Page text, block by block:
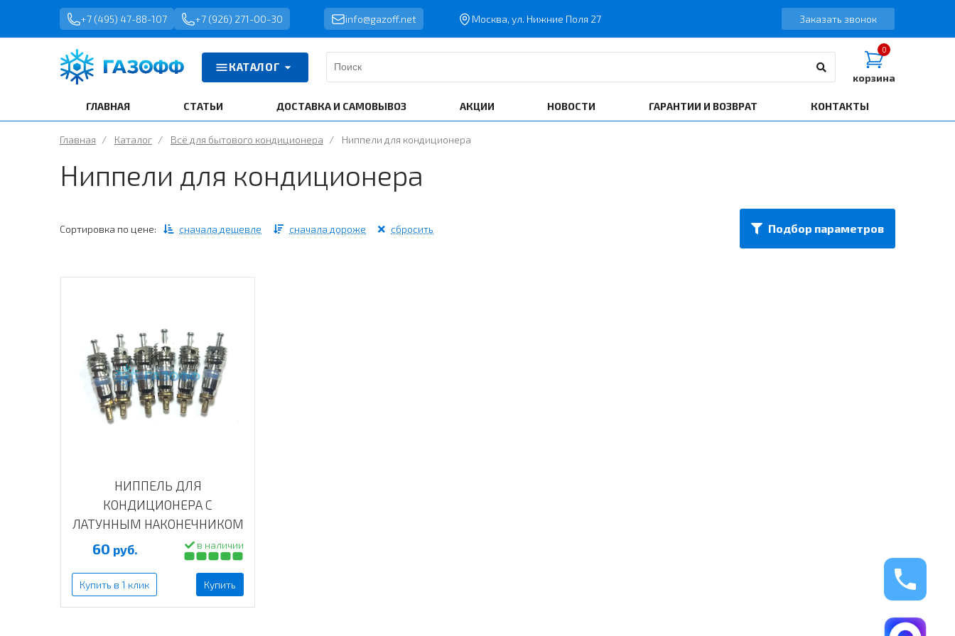
+7 (495) 47-88-107 +7 (926) 271-00-30 info@gazoff.net Москва, ул. Нижние Поля 27 Заказать звонок
КАТАЛОГ
0
корзина
ГЛАВНАЯ СТАТЬИ ДОСТАВКА И САМОВЫВОЗ АКЦИИ НОВОСТИ ГАРАНТИИ И ВОЗВРАТ КОНТАКТЫ
Главная / Каталог / Всё для бытового кондиционера / Ниппели для кондиционера
Ниппели для кондиционера
Сортировка по цене: сначала дешевле сначала дороже сбросить Подбор параметров
НИППЕЛЬ ДЛЯ
КОНДИЦИОНЕРА С
ЛАТУННЫМ НАКОНЕЧНИКОМ
60 руб. в наличии
Купить в 1 клик Купить